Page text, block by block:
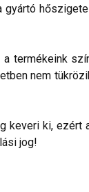
termékeink
nem
keveri ki,
jog!